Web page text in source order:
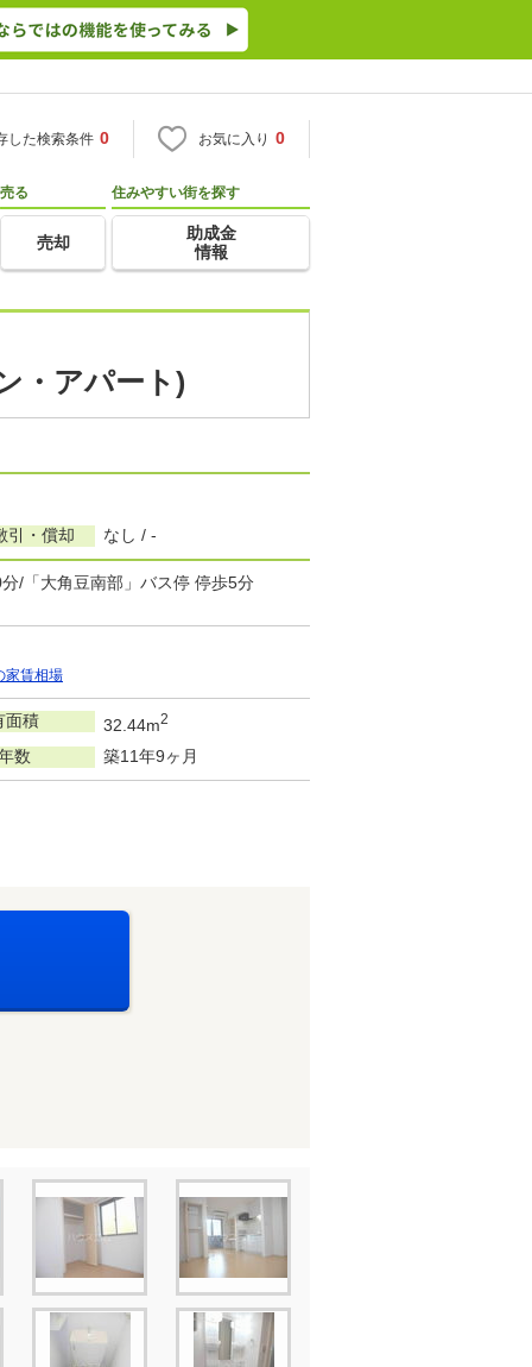
した検索条件 0 お気に入り 0
売る
売却
住みやすい街を探す
助成金
情報
・アパート)
引・償却 なし / -
/「大角豆南部」バス停 停歩5分
家賃相場
面積 32.44m2
数 築11年9ヶ月